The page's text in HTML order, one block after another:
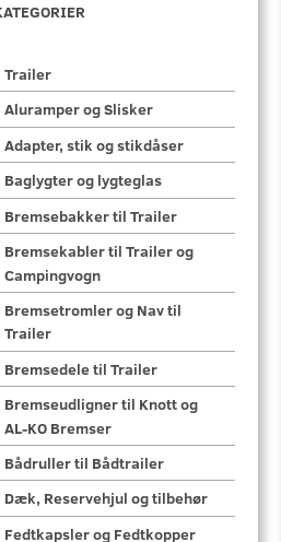
Trailer
Aluramper og Slisker
Adapter, stik og stikdåser
Baglygter og lygteglas
Bremsebakker til Trailer
Bremsekabler til Trailer og
Campingvogn
Bremsetromler og Nav til
Trailer
Bremsedele til Trailer
Bremseudligner til Knott og
AL-KO Bremser
Bådruller til Bådtrailer
Dæk, Reservehjul og tilbehør
Fedtkapsler og Fedtkopper